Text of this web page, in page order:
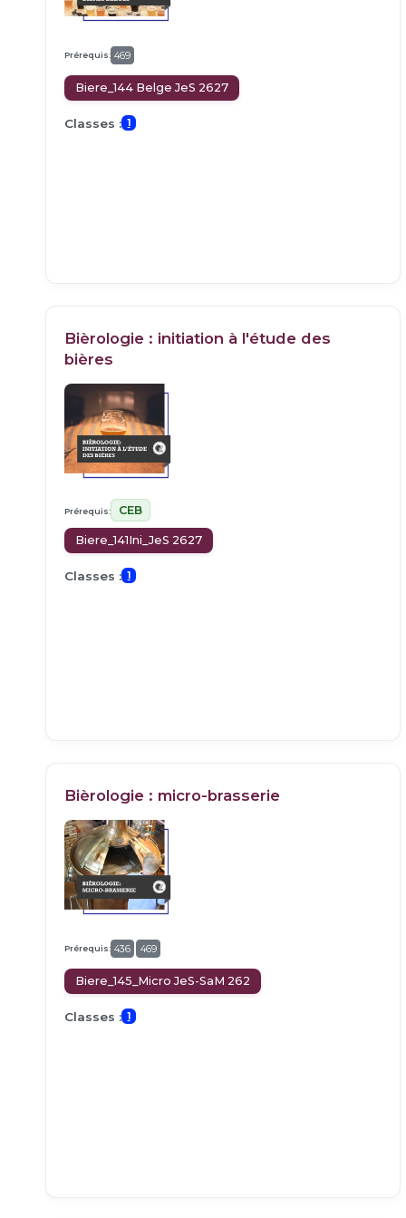
Prérequis: 469
Biere_144 Belge JeS 2627
Classes : 1
Bièrologie : initiation à l'étude des
bières
Prérequis: CEB
Biere_141Ini_JeS 2627
Classes : 1
Bièrologie : micro-brasserie
Prérequis: 436 469
Biere_145_Micro JeS-SaM 262
Classes : 1